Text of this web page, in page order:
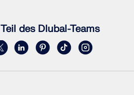
des Dlubal-Teams